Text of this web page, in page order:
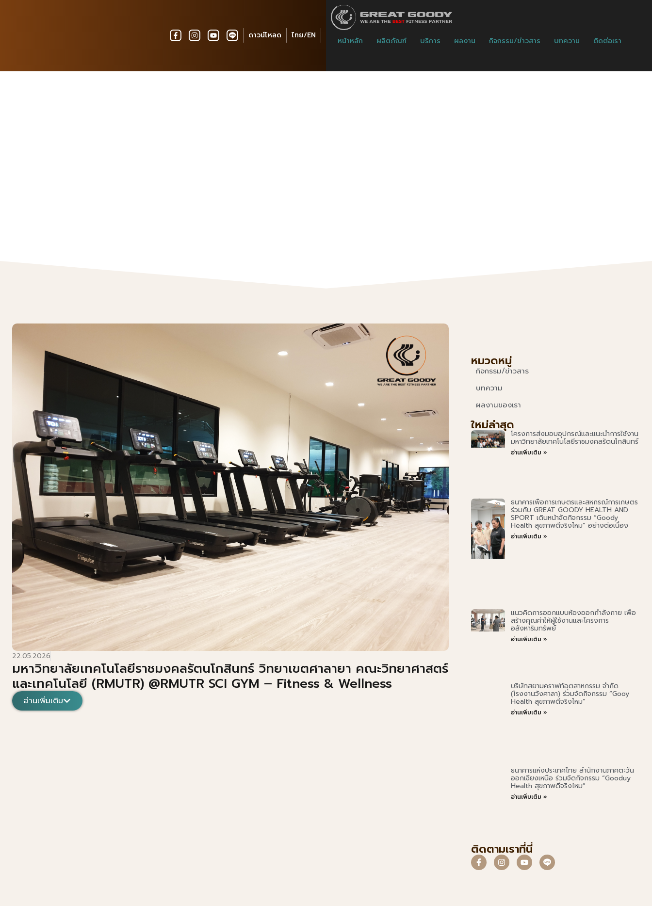
ดาวน์โหลด ไทย/EN
หน้าหลัก ผลิตภัณฑ์ บริการ ผลงาน กิจกรรม/ข่าวสาร บทความ ติดต่อเรา
22.05.2026
มหาวิทยาลัยเทคโนโลยีราชมงคลรัตนโกสินทร์ วิทยาเขตศาลายา คณะวิทยาศาสตร์
และเทคโนโลยี (RMUTR) @RMUTR SCI GYM – Fitness & Wellness
อ่านเพิ่มเติม
หมวดหมู่
กิจกรรม/ข่าวสาร
บทความ
ผลงานของเรา
ใหม่ล่าสุด
โครงการส่งมอบอุปกรณ์และแนะนำการใช้งาน
มหาวิทยาลัยเทคโนโลยีราชมงคลรัตนโกสินทร์
อ่านเพิ่มเติม »
ธนาคารเพื่อการเกษตรและสหกรณ์การเกษตร
ร่วมกับ GREAT GOODY HEALTH AND
SPORT เดินหน้าจัดกิจกรรม “Goody
Health สุขภาพดีจริงไหม” อย่างต่อเนื่อง
อ่านเพิ่มเติม »
แนวคิดการออกแบบห้องออกกำลังกาย เพื่อ
สร้างคุณค่าให้ผู้ใช้งานและโครงการ
อสังหาริมทรัพย์
อ่านเพิ่มเติม »
บริษัทสยามคราฟท์อุตสาหกรรม จำกัด
(โรงงานวังศาลา) ร่วมจัดกิจกรรม “Gooy
Health สุขภาพดีจริงไหม”
อ่านเพิ่มเติม »
ธนาคารแห่งประเทศไทย สำนักงานภาคตะวัน
ออกเฉียงเหนือ ร่วมจัดกิจกรรม “Gooduy
Health สุขภาพดีจริงไหม”
อ่านเพิ่มเติม »
ติดตามเราที่นี่